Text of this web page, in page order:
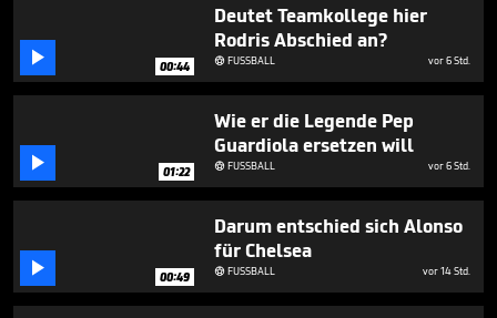
32
seconds
 00:44
Deutet Teamkollege hier
Rodris Abschied an?
FUSSBALL vor 6 Std.
 01:22
Wie er die Legende Pep
Guardiola ersetzen will
FUSSBALL vor 6 Std.
 00:49
Darum entschied sich Alonso
für Chelsea
FUSSBALL vor 14 Std.